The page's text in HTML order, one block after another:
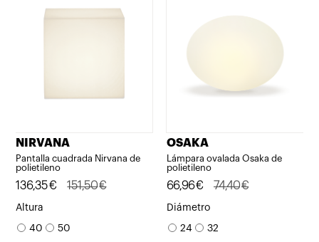
NIRVANA
Pantalla cuadrada Nirvana de
polietileno
151,50€
El
precio
original
136,35€
El
precio
actual
Altura
40 50
OSAKA
Lámpara ovalada Osaka de
polietileno
74,40€
El
precio
original
66,96€
El
precio
actual
Diámetro
24 32